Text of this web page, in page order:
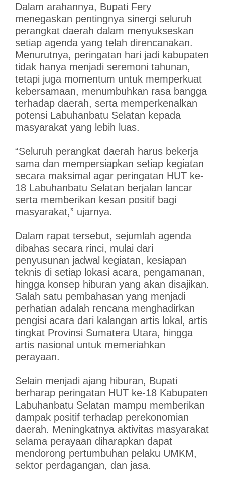
Dalam arahannya, Bupati Fery
menegaskan pentingnya sinergi seluruh
perangkat daerah dalam menyukseskan
setiap agenda yang telah direncanakan.
Menurutnya, peringatan hari jadi kabupaten
tidak hanya menjadi seremoni tahunan,
tetapi juga momentum untuk memperkuat
kebersamaan, menumbuhkan rasa bangga
terhadap daerah, serta memperkenalkan
potensi Labuhanbatu Selatan kepada
masyarakat yang lebih luas.
“Seluruh perangkat daerah harus bekerja
sama dan mempersiapkan setiap kegiatan
secara maksimal agar peringatan HUT ke-
18 Labuhanbatu Selatan berjalan lancar
serta memberikan kesan positif bagi
masyarakat,” ujarnya.
Dalam rapat tersebut, sejumlah agenda
dibahas secara rinci, mulai dari
penyusunan jadwal kegiatan, kesiapan
teknis di setiap lokasi acara, pengamanan,
hingga konsep hiburan yang akan disajikan.
Salah satu pembahasan yang menjadi
perhatian adalah rencana menghadirkan
pengisi acara dari kalangan artis lokal, artis
tingkat Provinsi Sumatera Utara, hingga
artis nasional untuk memeriahkan
perayaan.
Selain menjadi ajang hiburan, Bupati
berharap peringatan HUT ke-18 Kabupaten
Labuhanbatu Selatan mampu memberikan
dampak positif terhadap perekonomian
daerah. Meningkatnya aktivitas masyarakat
selama perayaan diharapkan dapat
mendorong pertumbuhan pelaku UMKM,
sektor perdagangan, dan jasa.